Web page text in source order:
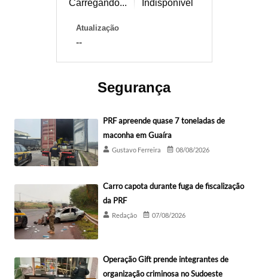
Carregando... Indisponível
Atualização
--
Segurança
PRF apreende quase 7 toneladas de
maconha em Guaíra
Gustavo Ferreira 08/08/2026
Carro capota durante fuga de fiscalização
da PRF
Redação 07/08/2026
Operação Gift prende integrantes de
organização criminosa no Sudoeste